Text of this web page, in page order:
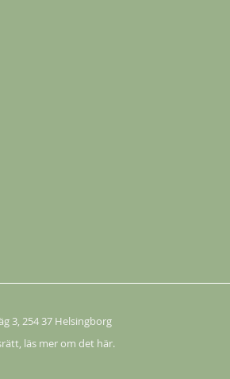
3, 254 37 Helsingborg
läs mer om det här.